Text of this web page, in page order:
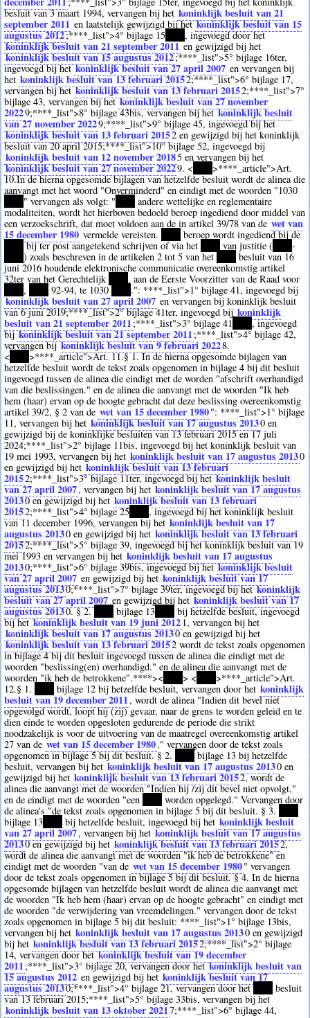
besluit van 3 maart 1994, vervangen bij het koninklijk besluit van 21
september 2011 en laatstelijk gewijzigd bij hetkoninklijk besluit van 15
augustus 2012;**** _list">4° bijlage 15 ****, ingevoegd door het
koninklijk besluit van 21 september 2011en gewijzigd bij het
koninklijk besluit van 15 augustus 2012;**** _list">5° bijlage 16ter,
ingevoegd bij hetkoninklijk besluit van 27 april 2007 en vervangen bij
het koninklijk besluit van 13 februari 20152;****_list">6° bijlage 17,
vervangen bij hetkoninklijk besluit van 13 februari 20152;**** _list">7°
bijlage 43, vervangen bij hetkoninklijk besluit van 27 november
20229;**** _list">8° bijlage 43bis, vervangen bij hetkoninklijk besluit
van 27 november 20229;**** _list">9° bijlage 45, ingevoegd bij het
koninklijk besluit van 13 februari 20152 en gewijzigd bij het koninklijk
besluit van 20 april 2015;****_list">10° bijlage 52, ingevoegd bij
koninklijk besluit van 12 november 20185 en vervangen bij het
koninklijk besluit van 27 november 20229. < >**** _article">Art.
10.In de hierna opgesomde bijlagen van hetzelfde besluit wordt de alinea die
aanvangt met het woord "Onverminderd" en eindigt met de woorden "1030
" vervangen als volgt: "
andere wettelijke en reglementaire
modaliteiten, wordt het hierboven bedoeld beroep ingediend door middel van
een verzoekschrift, dat moet voldoen aan de in artikel 39/78 van de wet van
15 december 1980 vermelde vereisten.
beroep wordt ingediend bij de
bij ter post aangetekend schrijven of via het van justitie ( ****-
****) zoals beschreven in de artikelen 2 tot 5 van het
besluit van 16
juni 2016 houdende elektronische communicatie overeenkomstig artikel
32ter van het Gerechtelijk
****, aan de Eerste Voorzitter van de Raad voor
****, 92-94, te 1030 .": **** _list">1° bijlage 41, ingevoegd bij
koninklijk besluit van 27 april 2007 en vervangen bij koninklijk besluit
van 6 juni 2019;****_list">2° bijlage 41ter, ingevoegd bij koninklijk
besluit van 21 september 2011;**** _list">3° bijlage 41 ****, ingevoegd
bijkoninklijk besluit van 21 september 2011;**** _list">4° bijlage 42,
vervangen bijkoninklijk besluit van 9 februari 20228.
<
>**** _article">Art. 11.§ 1. In de hierna opgesomde bijlagen van
hetzelfde besluit wordt de tekst zoals opgenomen in bijlage 4 bij dit besluit
ingevoegd tussen de alinea die eindigt met de worden "afschrift overhandigd
van die beslissingen." en de alinea die aanvangt met de woorden "Ik heb
hem (haar) ervan op de hoogte gebracht dat deze beslissing overeenkomstig
artikel 39/2, § 2 van de wet van 15 december 1980": **** _list">1° bijlage
11, vervangen bij het koninklijk besluit van 17 augustus 20130 en
gewijzigd bij de koninklijke besluiten van 13 februari 2015 en 17 juli
2024;**** _list">2° bijlage 11bis, ingevoegd bij het koninklijk besluit van
19 mei 1993, vervangen bij het koninklijk besluit van 17 augustus 20130
en gewijzigd bij het koninklijk besluit van 13 februari
20152;**** _list">3° bijlage 11ter, ingevoegd bij hetkoninklijk besluit
van 27 april 2007, vervangen bij het koninklijk besluit van 17 augustus
20130en gewijzigd bij het koninklijk besluit van 13 februari
20152;**** _list">4° bijlage 25 ****, ingevoegd bij het koninklijk besluit
van 11 december 1996, vervangen bij het koninklijk besluit van 17
augustus 20130 en gewijzigd bij het koninklijk besluit van 13 februari
20152;****_list">5° bijlage 39, ingevoegd bij het koninklijk besluit van 19
mei 1993 en vervangen bij het koninklijk besluit van 17 augustus
20130;**** _list">6° bijlage 39bis, ingevoegd bij hetkoninklijk besluit
van 27 april 2007 en gewijzigd bij het koninklijk besluit van 17
augustus 20130;**** _list">7° bijlage 39ter, ingevoegd bij hetkoninklijk
besluit van 27 april 2007 en gewijzigd bij het koninklijk besluit van 17
augustus 20130. § 2. bijlage 13
bij hetzelfde besluit, ingevoegd
bij hetkoninklijk besluit van 19 juni 2012 1, vervangen bij het
koninklijk besluit van 17 augustus 20130en gewijzigd bij het
koninklijk besluit van 13 februari 20152 wordt de tekst zoals opgenomen
in bijlage 4 bij dit besluit ingevoegd tussen de alinea die eindigt met de
woorden "beslissing(en) overhandigd." en de alinea die aanvangt met de
woorden "ik heb de betrokkene".****>< > < >**** _article">Art.
12.§ 1.
bijlage 12 bij hetzelfde besluit, vervangen door het koninklijk
besluit van 19 december 2011, wordt de alinea "Indien dit bevel niet
opgevolgd wordt, loopt hij (zij) gevaar, naar de grens te worden geleid en te
dien einde te worden opgesloten gedurende de periode die strikt
noodzakelijk is voor de uitvoering van de maatregel overeenkomstig artikel
27 van de wet van 15 december 1980." vervangen door de tekst zoals
opgenomen in bijlage 5 bij dit besluit. § 2.
bijlage 13 bij hetzelfde
besluit, vervangen bij het koninklijk besluit van 17 augustus 20130 en
gewijzigd bij het koninklijk besluit van 13 februari 20152, wordt de
alinea die aanvangt met de woorden "Indien hij /zij dit bevel niet opvolgt,"
en de eindigt met de woorden "een
worden opgelegd." Vervangen door
de alinea's "de tekst zoals opgenomen in bijlage 5 bij dit besluit. § 3.
bijlage 13
bij hetzelfde besluit, ingevoegd bij het koninklijk besluit
van 27 april 2007, vervangen bij het koninklijk besluit van 17 augustus
20130en gewijzigd bij het koninklijk besluit van 13 februari 20152,
wordt de alinea die aanvangt met de woorden "ik heb de betrokkene" en
eindigt met de woorden "van de wet van 15 december 1980" vervangen
door de tekst zoals opgenomen in bijlage 5 bij dit besluit. § 4. In de hierna
opgesomde bijlagen van hetzelfde besluit wordt de alinea die aanvangt met
de woorden "Ik heb hem (haar) ervan op de hoogte gebracht" en eindigt met
de woorden "de verwijdering van vreemdelingen." vervangen door de tekst
zoals opgenomen in bijlage 5 bij dit besluit: **** _list">1° bijlage 13bis,
vervangen bij het koninklijk besluit van 17 augustus 20130 en gewijzigd
bij het koninklijk besluit van 13 februari 20152;****_list">2° bijlage
14, vervangen door hetkoninklijk besluit van 19 december
2011;**** _list">3° bijlage 20, vervangen door hetkoninklijk besluit van
15 augustus 2012 en gewijzigd bij het koninklijk besluit van 17
augustus 20130;**** _list">4° bijlage 21, vervangen door het
besluit
van 13 februari 2015;**** _list">5° bijlage 33bis, vervangen bij het
koninklijk besluit van 13 oktober 20217;**** _list">6° bijlage 44,